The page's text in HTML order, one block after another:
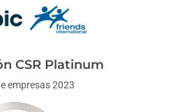
CSR Platinum
empresas 2023